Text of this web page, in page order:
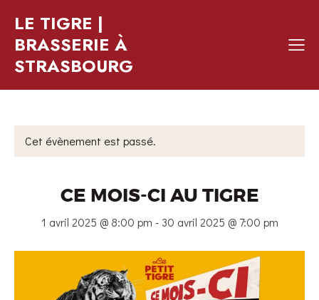
LE TIGRE |
BRASSERIE À
STRASBOURG
Cet évènement est passé.
CE MOIS-CI AU TIGRE
1 avril 2025 @ 8:00 pm - 30 avril 2025 @ 7:00 pm